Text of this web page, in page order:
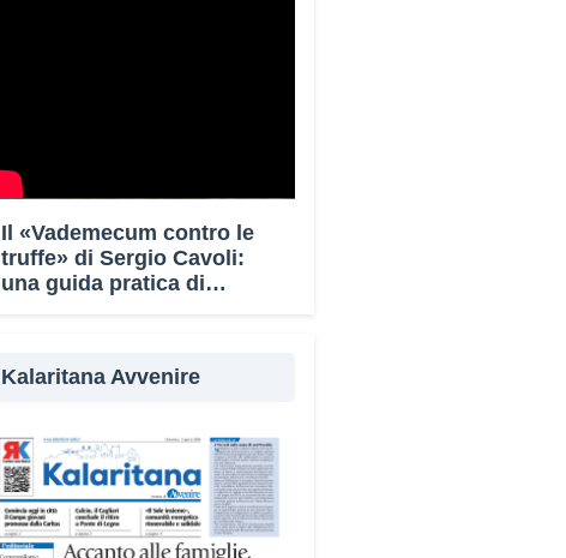
Il «Vademecum contro le
truffe» di Sergio Cavoli:
una guida pratica di
Kalaritana Avvenire